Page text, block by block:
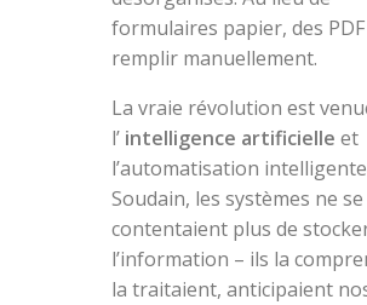
formulaires papier, des PDF
remplir manuellement.
La vraie révolution est
l’ intelligence artificielle et
l’automatisation
Soudain, les systèmes ne se
contentaient plus de
l’information – ils la
la traitaient, anticipaient